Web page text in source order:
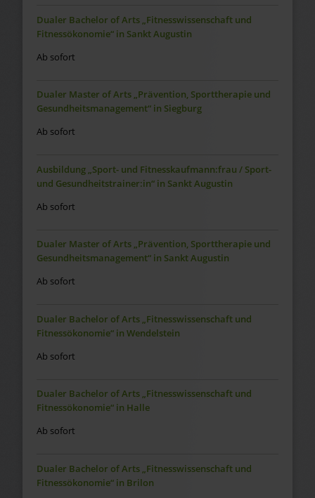
Dualer Bachelor of Arts „Fitnesswissenschaft und
Fitnessökonomie“ in Sankt Augustin
Ab sofort
Dualer Master of Arts „Prävention, Sporttherapie und
Gesundheitsmanagement“ in Siegburg
Ab sofort
Ausbildung „Sport- und Fitnesskaufmann:frau / Sport-
und Gesundheitstrainer:in“ in Sankt Augustin
Ab sofort
Dualer Master of Arts „Prävention, Sporttherapie und
Gesundheitsmanagement“ in Sankt Augustin
Ab sofort
Dualer Bachelor of Arts „Fitnesswissenschaft und
Fitnessökonomie“ in Wendelstein
Ab sofort
Dualer Bachelor of Arts „Fitnesswissenschaft und
Fitnessökonomie“ in Halle
Ab sofort
Dualer Bachelor of Arts „Fitnesswissenschaft und
Fitnessökonomie“ in Brilon